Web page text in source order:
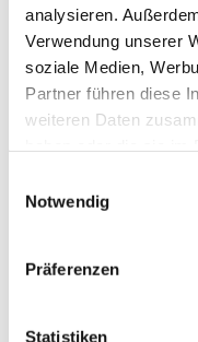
analysieren.
Verwendung unserer
soziale Medien,
Partner führen diese
weiteren Daten
Notwendig
Präferenzen
Statistiken
Lagerung und
Lagerung
Verpackung
Aroma-Beutel
Energie
Fett
-davon gesättigte
- davon mehrfach